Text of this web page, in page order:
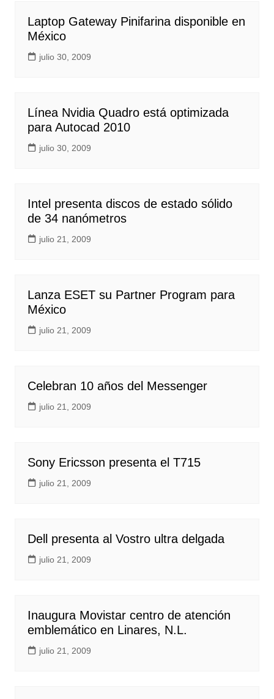
Laptop Gateway Pinifarina disponible en
México
julio 30, 2009
Línea Nvidia Quadro está optimizada
para Autocad 2010
julio 30, 2009
Intel presenta discos de estado sólido
de 34 nanómetros
julio 21, 2009
Lanza ESET su Partner Program para
México
julio 21, 2009
Celebran 10 años del Messenger
julio 21, 2009
Sony Ericsson presenta el T715
julio 21, 2009
Dell presenta al Vostro ultra delgada
julio 21, 2009
Inaugura Movistar centro de atención
emblemático en Linares, N.L.
julio 21, 2009